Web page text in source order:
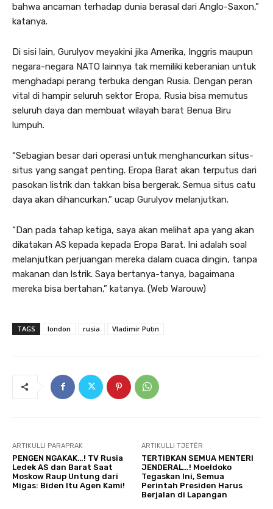
bahwa ancaman terhadap dunia berasal dari Anglo-Saxon,”
katanya.
Di sisi lain, Gurulyov meyakini jika Amerika, Inggris maupun
negara-negara NATO lainnya tak memiliki keberanian untuk
menghadapi perang terbuka dengan Rusia. Dengan peran
vital di hampir seluruh sektor Eropa, Rusia bisa memutus
seluruh daya dan membuat wilayah barat Benua Biru
lumpuh.
“Sebagian besar dari operasi untuk menghancurkan situs-
situs yang sangat penting. Eropa Barat akan terputus dari
pasokan listrik dan takkan bisa bergerak. Semua situs catu
daya akan dihancurkan,” ucap Gurulyov melanjutkan.
“Dan pada tahap ketiga, saya akan melihat apa yang akan
dikatakan AS kepada kepada Eropa Barat. Ini adalah soal
melanjutkan perjuangan mereka dalam cuaca dingin, tanpa
makanan dan lstrik. Saya bertanya-tanya, bagaimana
mereka bisa bertahan,” katanya. (Web Warouw)
TAGS london rusia Vladimir Putin
ARTIKULLI PARAPRAK
PENGEN NGAKAK…! TV Rusia
Ledek AS dan Barat Saat
Moskow Raup Untung dari
Migas: Biden Itu Agen Kami!
ARTIKULLI TJETËR
TERTIBKAN SEMUA MENTERI
JENDERAL…! Moeldoko
Tegaskan Ini, Semua
Perintah Presiden Harus
Berjalan di Lapangan